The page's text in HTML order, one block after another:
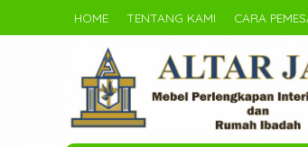
HOME TENTANG KAMI CARA